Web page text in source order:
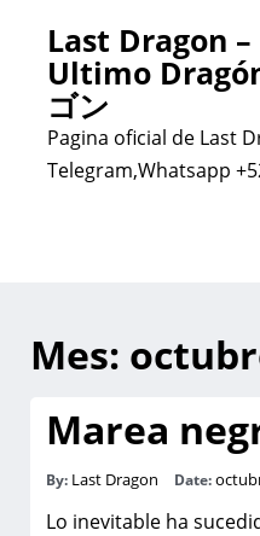
Last Dragon
Ultimo
ゴン
Pagina oficial de Last
Telegram,Whatsapp
Mes:
Marea
By: Last Dragon Date:
Lo inevitable ha